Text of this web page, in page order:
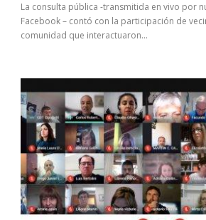
La consulta pública -transmitida en vivo por
Facebook – contó con la participación de
comunidad que interactuaron...